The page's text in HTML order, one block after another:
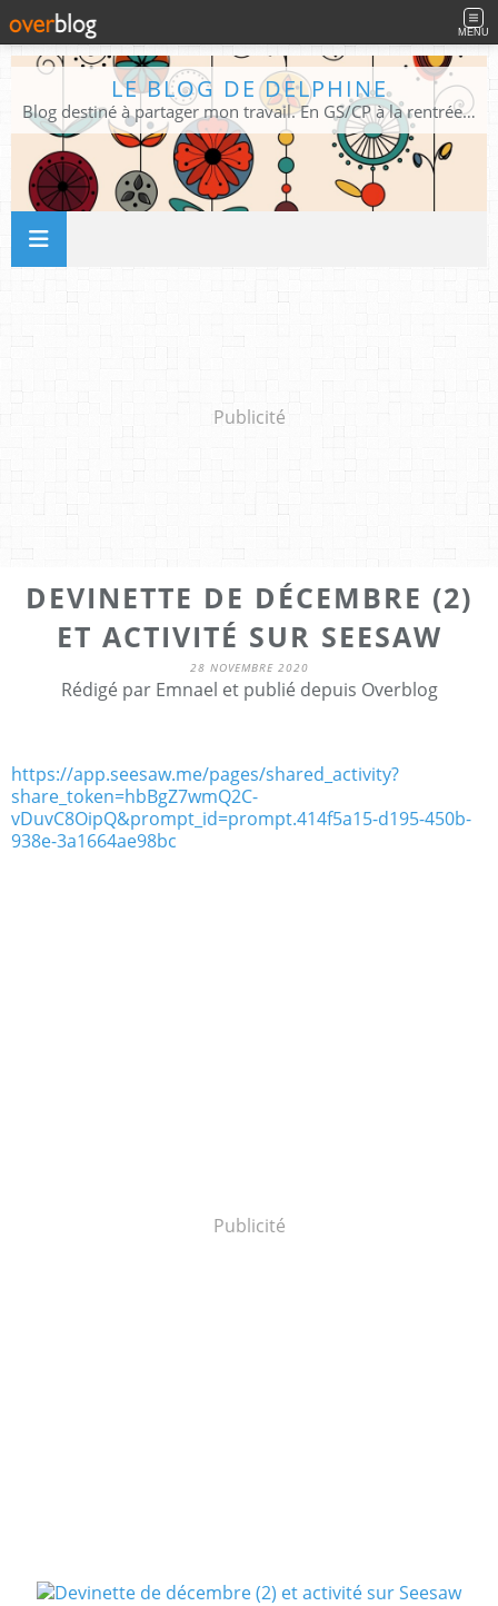
MENU
LE BLOG DE DELPHINE
Blog destiné à partager mon travail. En GS/CP à la rentrée 2026/2027 !
Publicité
DEVINETTE DE DÉCEMBRE (2)
ET ACTIVITÉ SUR SEESAW
28 NOVEMBRE 2020
Rédigé par Emnael et publié depuis Overblog
https://app.seesaw.me/pages/shared_activity?
share_token=hbBgZ7wmQ2C-
vDuvC8OipQ&prompt_id=prompt.414f5a15-d195-450b-
938e-3a1664ae98bc
Publicité